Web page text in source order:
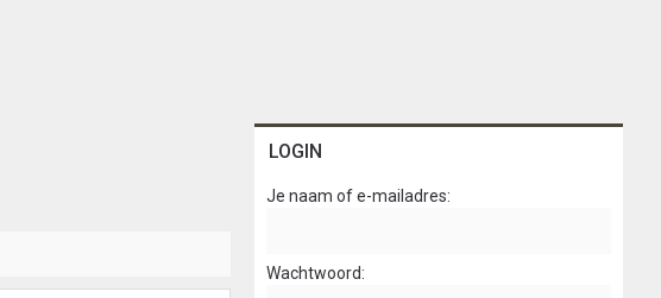
LOGIN
Je naam of e-mailadres
Wachtwoord